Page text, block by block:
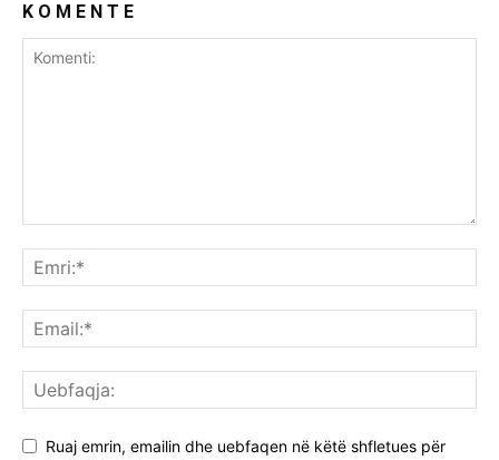
K O M E N T E
Ruaj emrin, emailin dhe uebfaqen në këtë shfletues për